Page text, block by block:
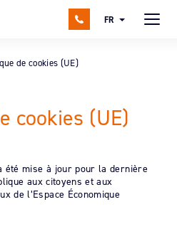
FR
de cookies (UE)
cookies (UE)
été mise à jour pour la dernière
aux citoyens et aux
de l’Espace Économique